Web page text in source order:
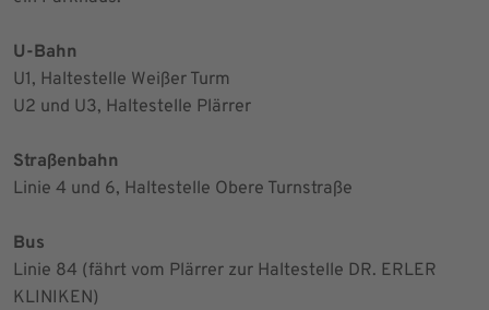
U-Bahn
U1, Haltestelle Weißer Turm
U2 und U3, Haltestelle Plärrer
Straßenbahn
Linie 4 und 6, Haltestelle Obere Turnstraße
Bus
Linie 84 (fährt vom Plärrer zur Haltestelle DR. ERLER
KLINIKEN)